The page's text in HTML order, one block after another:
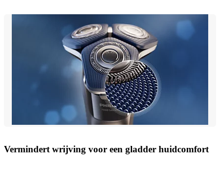
Vermindert wrijving voor een gladder huidcomfort